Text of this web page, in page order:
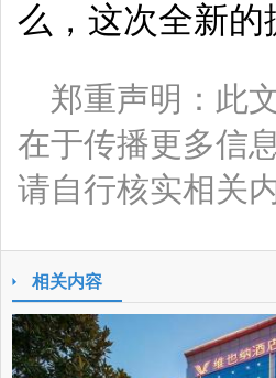
么，这次全新
郑重声明：此
在于传播更多信
请自行核实相关内
相关内容